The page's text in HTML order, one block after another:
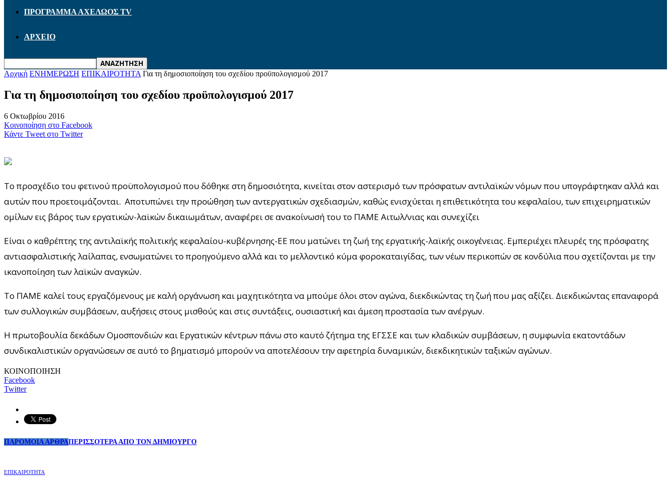
ΠΡΟΓΡΑΜΜΑ ΑΧΕΛΩΟΣ TV
ΑΡΧΕΙΟ
Αρχική ΕΝΗΜΕΡΩΣΗ ΕΠΙΚΑΙΡΟΤΗΤΑ Για τη δημοσιοποίηση του σχεδίου προϋπολογισμού 2017
Για τη δημοσιοποίηση του σχεδίου προϋπολογισμού 2017
6 Οκτωβρίου 2016
Κοινοποίηση στο Facebook
Κάντε Tweet στο Twitter
Το προσχέδιο του φετινού προϋπολογισμού που δόθηκε στη δημοσιότητα, κινείται στον αστερισμό των πρόσφατων αντιλαϊκών νόμων που υπογράφτηκαν αλλά και
αυτών που προετοιμάζονται. Αποτυπώνει την προώθηση των αντεργατικών σχεδιασμών, καθώς ενισχύεται η επιθετικότητα του κεφαλαίου, των επιχειρηματικών
ομίλων εις βάρος των εργατικών-λαϊκών δικαιωμάτων, αναφέρει σε ανακοίνωσή του το ΠΑΜΕ Αιτωλ/νιας και συνεχίζει
Είναι ο καθρέπτης της αντιλαϊκής πολιτικής κεφαλαίου-κυβέρνησης-ΕΕ που ματώνει τη ζωή της εργατικής-λαϊκής οικογένειας. Εμπεριέχει πλευρές της πρόσφατης
αντιασφαλιστικής λαίλαπας, ενσωματώνει το προηγούμενο αλλά και το μελλοντικό κύμα φοροκαταιγίδας, των νέων περικοπών σε κονδύλια που σχετίζονται με την
ικανοποίηση των λαϊκών αναγκών.
Το ΠΑΜΕ καλεί τους εργαζόμενους με καλή οργάνωση και μαχητικότητα να μπούμε όλοι στον αγώνα, διεκδικώντας τη ζωή που μας αξίζει. Διεκδικώντας επαναφορά
των συλλογικών συμβάσεων, αυξήσεις στους μισθούς και στις συντάξεις, ουσιαστική και άμεση προστασία των ανέργων.
Η πρωτοβουλία δεκάδων Ομοσπονδιών και Εργατικών κέντρων πάνω στο καυτό ζήτημα της ΕΓΣΣΕ και των κλαδικών συμβάσεων, η συμφωνία εκατοντάδων
συνδικαλιστικών οργανώσεων σε αυτό το βηματισμό μπορούν να αποτελέσουν την αφετηρία δυναμικών, διεκδικητικών ταξικών αγώνων.
ΚΟΙΝΟΠΟΙΗΣΗ
Facebook
Twitter
ΠΑΡΟΜΟΙΑ ΑΡΘΡΑΠΕΡΙΣΣΟΤΕΡΑ ΑΠΟ ΤΟΝ ΔΗΜΙΟΥΡΓΟ
ΕΠΙΚΑΙΡΟΤΗΤΑ